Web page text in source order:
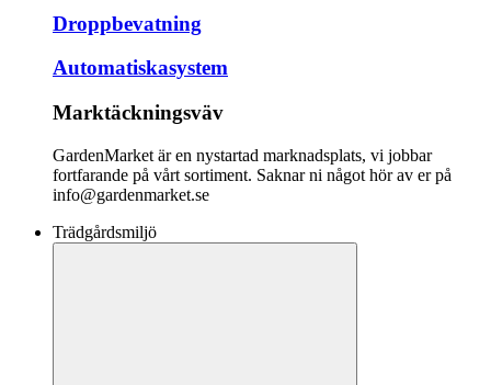
Droppbevatning
Automatiskasystem
Marktäckningsväv
GardenMarket är en nystartad marknadsplats, vi jobbar
fortfarande på vårt sortiment. Saknar ni något hör av er på
info@gardenmarket.se
Trädgårdsmiljö